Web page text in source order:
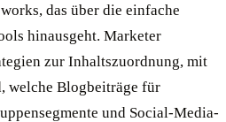
das über die einfache
hinausgeht. Marketer
zur Inhaltszuordnung, mit
welche Blogbeiträge für
und Social-Media-